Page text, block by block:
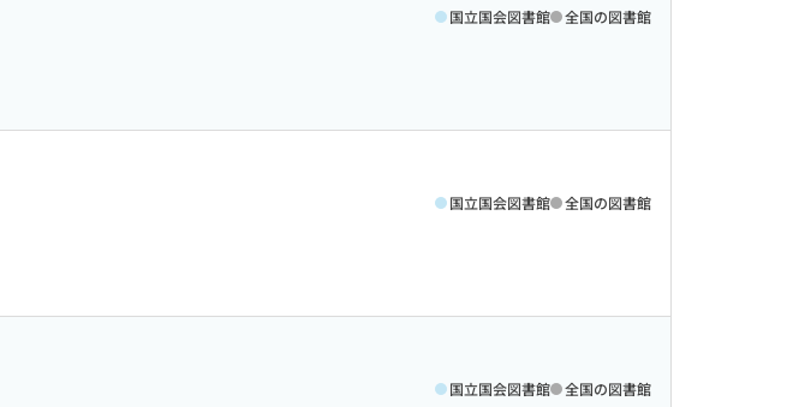
国立国会図書館 全国の図書館
国立国会図書館 全国の図書館
国立国会図書館 全国の図書館